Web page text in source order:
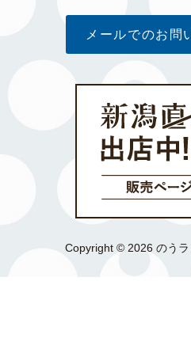
メールでのお問
Copyright © 2026 のう